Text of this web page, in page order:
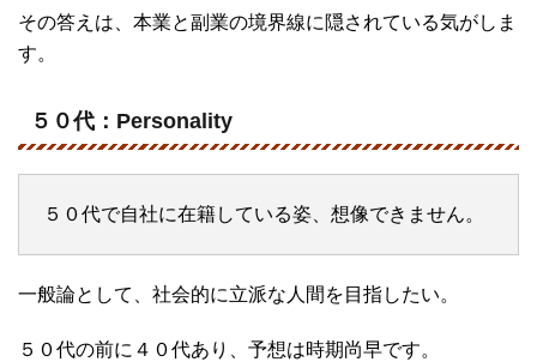
その答えは、本業と副業の境界線に隠されている気がしま
す。
５０代：Personality
５０代で自社に在籍している姿、想像できません。
一般論として、社会的に立派な人間を目指したい。
５０代の前に４０代あり、予想は時期尚早です。